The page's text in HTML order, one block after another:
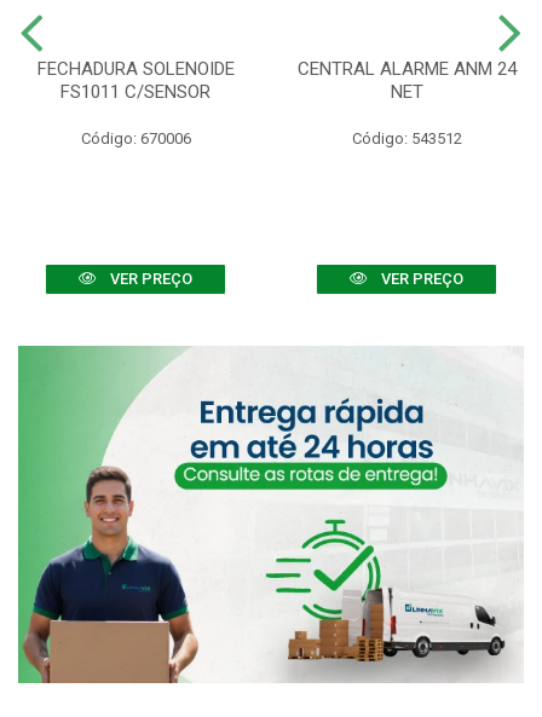
FECHADURA SOLENOIDE
FS1011 C/SENSOR
Código: 670006
VER PREÇO
CENTRAL ALARME ANM 24
NET
Código: 543512
VER PREÇO